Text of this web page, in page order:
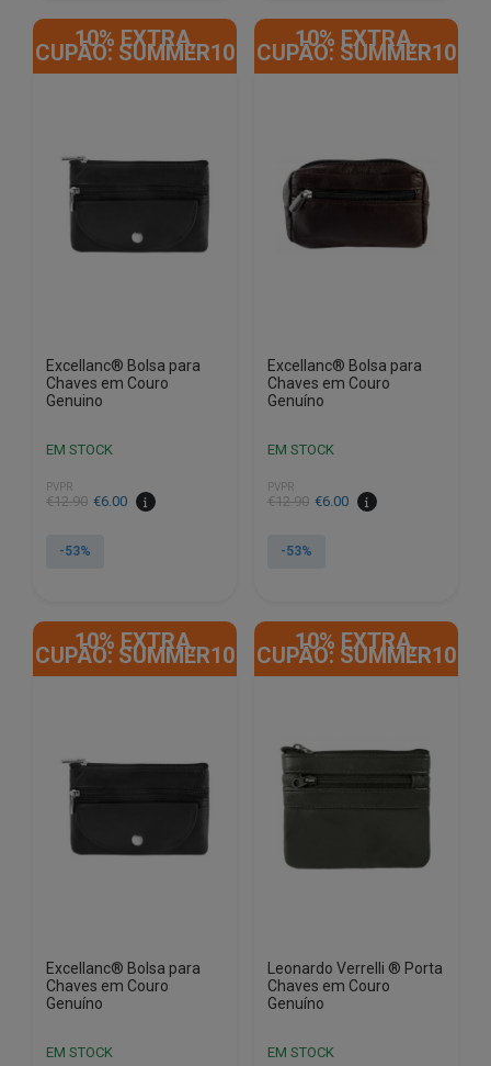
10% EXTRA,
CUPÃO: SUMMER10
Excellanc® Bolsa para
Chaves em Couro
Genuino
EM STOCK
PVPR
€12.90
O
original
€6.00
O
atual
-53%
10% EXTRA,
CUPÃO: SUMMER10
Excellanc® Bolsa para
Chaves em Couro
Genuíno
EM STOCK
PVPR
€12.90
O
original
€6.00
O
atual
-53%
10% EXTRA,
CUPÃO: SUMMER10
Excellanc® Bolsa para
Chaves em Couro
Genuíno
EM STOCK
10% EXTRA,
CUPÃO: SUMMER10
Leonardo Verrelli ® Porta
Chaves em Couro
Genuíno
EM STOCK